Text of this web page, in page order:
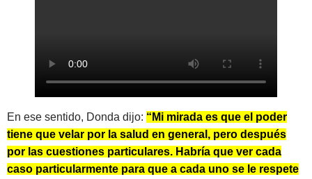
En ese sentido, Donda dijo: “Mi mirada es que el poder
tiene que velar por la salud en general, pero después
por las cuestiones particulares. Habría que ver cada
caso particularmente para que a cada uno se le respete